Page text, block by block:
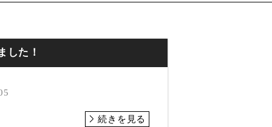
した！
続きを見る